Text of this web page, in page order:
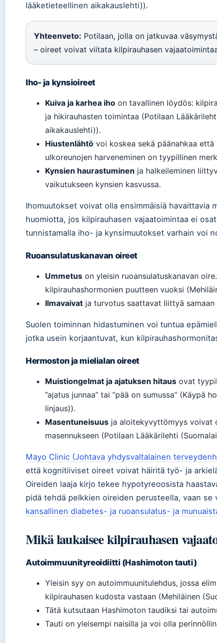
lääketieteellinen aikakauslehti)).
Yhteenveto: Potilaan, jolla on jatkuvaa
– oireet voivat viitata kilpirauhasen
Iho- ja kynsioireet
Kuiva ja karhea iho on tavallinen löydös:
ja hikirauhasten toimintaa (Potilaan
aikakauslehti)).
Hiustenlähtö voi koskea sekä päänahkaa
ulkoreunojen harveneminen on tyypillinen
Kynsien haurastuminen ja halkeileminen
vaikutukseen kynsien kasvussa.
Ihomuutokset voivat olla ensimmäisiä havaittavia
huomiotta, jos kilpirauhasen vajaatoimintaa ei
tunnistamalla iho- ja kynsimuutokset varhain voi
Ruoansulatuskanavan oireet
Ummetus on yleisin ruoansulatuskanavan
kilpirauhashormonien puutteen vuoksi
Ilmavaivat ja turvotus saattavat liittyä samaan
Suolen toiminnan hidastuminen voi tuntua
jotka usein korjaantuvat, kun
Hermoston ja mielialan oireet
Muistiongelmat ja ajatuksen hitaus ovat
”ajatus junnaa” tai ”pää on sumussa” (Käypä
linjaus)).
Masentuneisuus ja aloitekyvyttömyys voivat
masennukseen (Potilaan Lääkärilehti
Mayo Clinic (Johtava yhdysvaltalainen
että kognitiiviset oireet voivat häiritä työ- ja
Oireiden laaja kirjo tekee hypotyreoosista
pidä tehdä pelkkien oireiden perusteella, vaan se
kansallinen diabetes- ja ruoansulatus- ja
Mikä laukaisee kilpirauhasen
Autoimmuunityreoidiitti (Hashimoton tauti)
Yleisin syy on autoimmuunitulehdus, jossa
kilpirauhasen kudosta vastaan (Mehiläinen
Tätä kutsutaan Hashimoton taudiksi tai
Tauti on yleisempi naisilla ja voi olla